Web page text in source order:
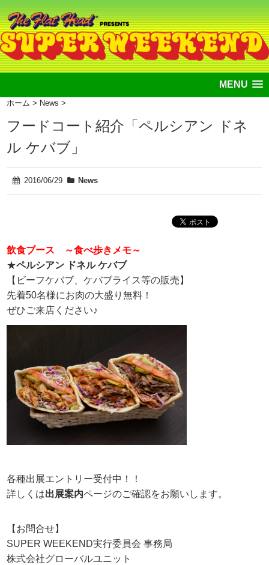
MENU
ホーム > News >
フードコート紹介「ペルシアン ドネ
ル ケバブ」
2016/06/29 News
飲食ブース ～食べ歩きメモ～
★ペルシアン ドネル ケバブ
【ビーフケバブ、ケバブライス等の販売】
先着50名様にお肉の大盛り無料！
ぜひご来店ください♪
各種出展エントリー受付中！！
詳しくは出展案内ページのご確認をお願いします。
【お問合せ】
SUPER WEEKEND実行委員会 事務局
株式会社グローバルユニット